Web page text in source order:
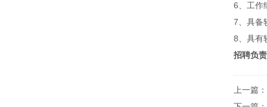
6、工作
7、具
8、具有
招聘负
上一篇：